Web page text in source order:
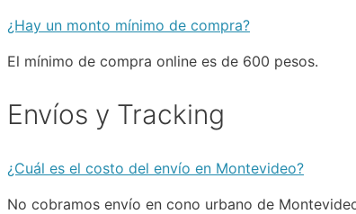
¿Hay un monto mínimo de compra?
El mínimo de compra online es de 600 pesos.
Envíos y Tracking
¿Cuál es el costo del envío en Montevideo?
No cobramos envío en cono urbano de